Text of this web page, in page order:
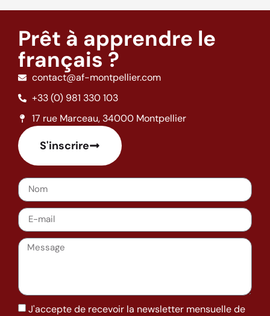
Prêt à apprendre le
français ?
contact@af-montpellier.com
+33 (0) 981 330 103
17 rue Marceau, 34000 Montpellier
S'inscrire
J'accepte de recevoir la newsletter mensuelle de